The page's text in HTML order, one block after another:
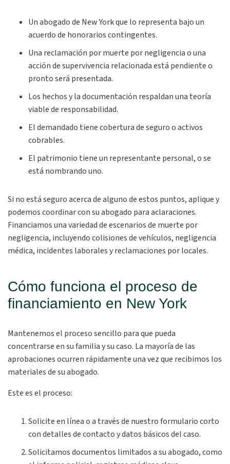
Un abogado de New York que lo representa bajo un
acuerdo de honorarios contingentes.
Una reclamación por muerte por negligencia o una
acción de supervivencia relacionada está pendiente o
pronto será presentada.
Los hechos y la documentación respaldan una teoría
viable de responsabilidad.
El demandado tiene cobertura de seguro o activos
cobrables.
El patrimonio tiene un representante personal, o se
está nombrando uno.
Si no está seguro acerca de alguno de estos puntos, aplique y
podemos coordinar con su abogado para aclaraciones.
Financiamos una variedad de escenarios de muerte por
negligencia, incluyendo colisiones de vehículos, negligencia
médica, incidentes laborales y reclamaciones por locales.
Cómo funciona el proceso de
financiamiento en New York
Mantenemos el proceso sencillo para que pueda
concentrarse en su familia y su caso. La mayoría de las
aprobaciones ocurren rápidamente una vez que recibimos los
materiales de su abogado.
Este es el proceso:
Solicite en línea o a través de nuestro formulario corto
con detalles de contacto y datos básicos del caso.
Solicitamos documentos limitados a su abogado, como